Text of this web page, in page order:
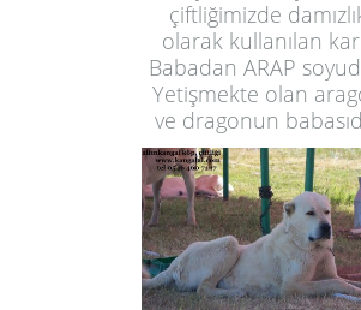
çiftliğimizde
olarak kullanılan
Babadan ARAP
Yetişmekte olan
ve dragonun